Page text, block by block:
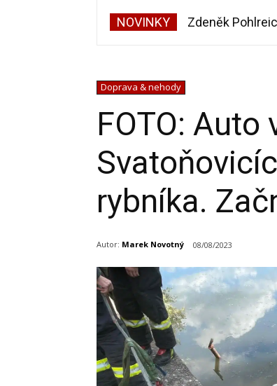
NOVINKY Zdeněk
Michal
Doprava & nehody
FOTO: Auto
rybníka.
Autor: Marek Novotný 08/08/2023